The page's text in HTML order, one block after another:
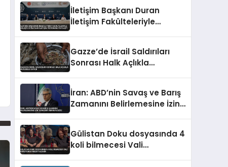
İletişim Başkanı Duran
İletişim Fakülteleriyle
Gazze’de İsrail Saldırıları
Sonrası Halk Açlıkla
İran: ABD’nin Savaş ve Barış
Zamanını Belirlemesine İzin
Gülistan Doku dosyasında 4
koli bilmecesi Vali